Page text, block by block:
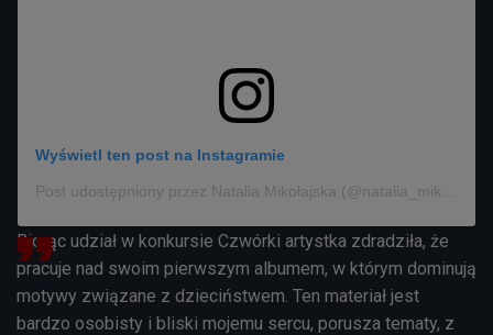
Wyświetl ten post na Instagramie
Biorąc udział w konkursie Czwórki artystka zdradziła, że
pracuje nad swoim pierwszym albumem, w którym dominują
motywy związane z dzieciństwem. Ten materiał jest
bardzo osobisty i bliski mojemu sercu, porusza tematy, z